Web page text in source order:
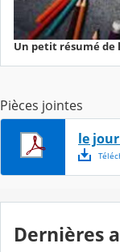
Un petit résumé de
Pièces jointes
le
Dernières